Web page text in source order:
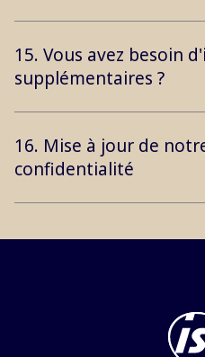
15. Vous avez besoin
supplémentaires ?
16. Mise à jour de
confidentialité